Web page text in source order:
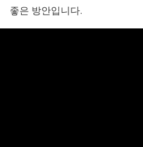
좋은 방안입니다.